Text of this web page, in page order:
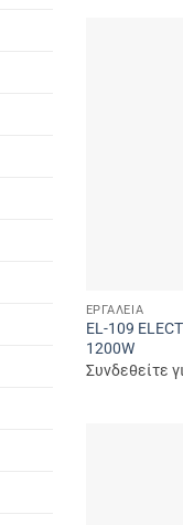
ΕΡΓΑΛΕΊΑ
EL-109
1200W
Συνδεθείτε